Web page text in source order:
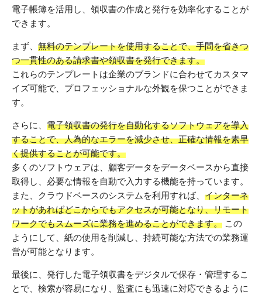
電子帳簿を活用し、領収書の作成と発行を効率化することが
できます。
まず、 無料のテンプレートを使用することで、手間を省きつ
つ一貫性のある請求書や領収書を発行できます。
これらのテンプレートは企業のブランドに合わせてカスタマ
イズ可能で、プロフェッショナルな外観を保つことができま
す。
さらに、 電子領収書の発行を自動化するソフトウェアを導入
することで、人為的なエラーを減少させ、正確な情報を素早
く提供することが可能です。
多くのソフトウェアは、顧客データをデータベースから直接
取得し、必要な情報を自動で入力する機能を持っています。
また、クラウドベースのシステムを利用すれば、 インターネ
ットがあればどこからでもアクセスが可能となり、リモート
ワークでもスムーズに業務を進めることができます。 この
ようにして、紙の使用を削減し、持続可能な方法での業務運
営が可能となります。
最後に、発行した電子領収書をデジタルで保存・管理するこ
とで、検索が容易になり、監査にも迅速に対応できるように